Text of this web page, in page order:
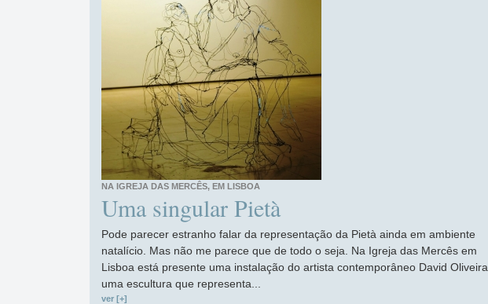
NA IGREJA DAS MERCÊS, EM LISBOA
Uma singular Pietà
Pode parecer estranho falar da representação da Pietà ainda em ambiente
natalício. Mas não me parece que de todo o seja. Na Igreja das Mercês em
Lisboa está presente uma instalação do artista contemporâneo David Oliveira,
uma escultura que representa...
ver [+]